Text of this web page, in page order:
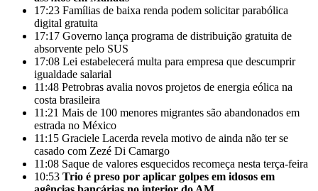
17:23 Famílias de baixa renda podem solicitar parabólica
digital gratuita
17:17 Governo lança programa de distribuição gratuita de
absorvente pelo SUS
17:08 Lei estabelecerá multa para empresa que descumprir
igualdade salarial
11:48 Petrobras avalia novos projetos de energia eólica na
costa brasileira
11:21 Mais de 100 menores migrantes são abandonados em
estrada no México
11:15 Graciele Lacerda revela motivo de ainda não ter se
casado com Zezé Di Camargo
11:08 Saque de valores esquecidos recomeça nesta terça-feira
10:53 Trio é preso por aplicar golpes em idosos em